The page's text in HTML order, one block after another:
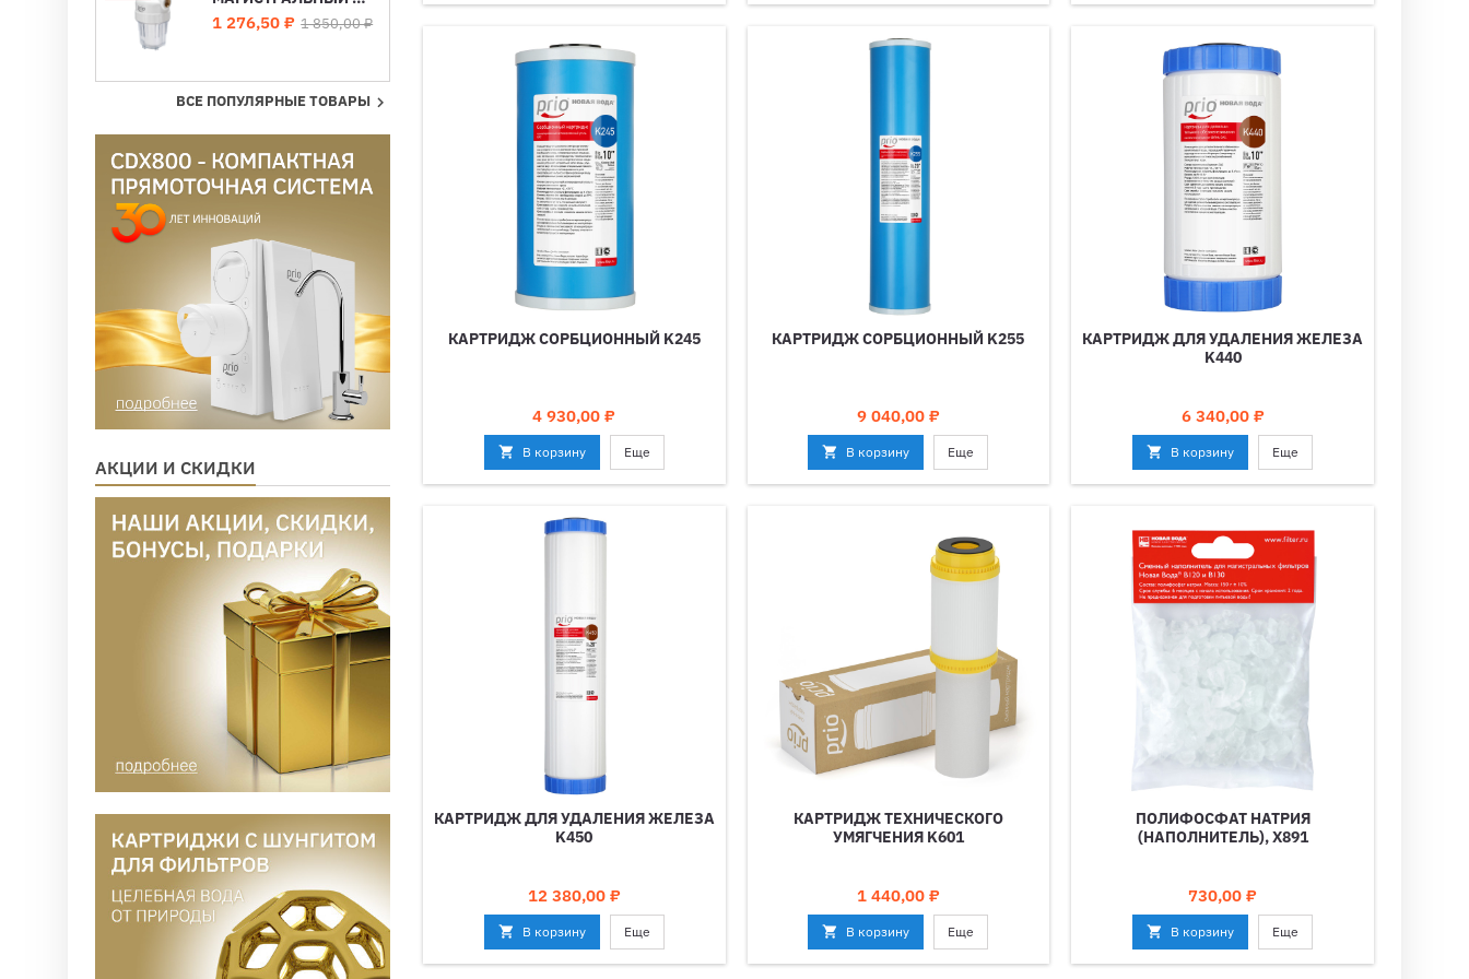
Цена
1 276,50 ₽ Базовая
1 850,00 ₽
ВСЕ ПОПУЛЯРНЫЕ ТОВАРЫ 
АКЦИИ И СКИДКИ
КАРТРИДЖ СОРБЦИОННЫЙ K245
Цена
4 930,00 ₽
 В корзину Еще
КАРТРИДЖ СОРБЦИОННЫЙ K255
Цена
9 040,00 ₽
 В корзину Еще
КАРТРИДЖ ДЛЯ УДАЛЕНИЯ ЖЕЛЕЗА
K440
Цена
6 340,00 ₽
 В корзину Еще
КАРТРИДЖ ДЛЯ УДАЛЕНИЯ ЖЕЛЕЗА
K450
Цена
12 380,00 ₽
 В корзину Еще
КАРТРИДЖ ТЕХНИЧЕСКОГО
УМЯГЧЕНИЯ K601
Цена
1 440,00 ₽
 В корзину Еще
ПОЛИФОСФАТ НАТРИЯ
(НАПОЛНИТЕЛЬ), X891
Цена
730,00 ₽
 В корзину Еще